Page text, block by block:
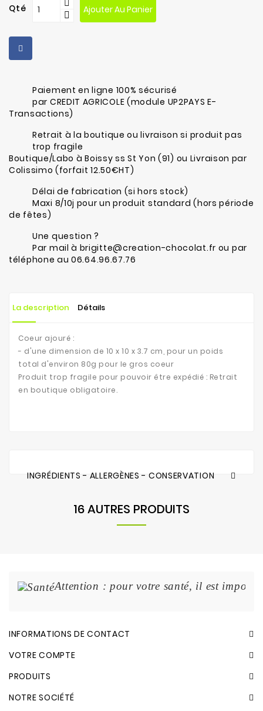
Qté Ajouter Au Panier
Paiement en ligne 100% sécurisé
par CREDIT AGRICOLE (module UP2PAYS E-
Transactions)
Retrait à la boutique ou livraison si produit pas
trop fragile
Boutique/Labo à Boissy ss St Yon (91) ou Livraison par
Colissimo (forfait 12.50€HT)
Délai de fabrication (si hors stock)
Maxi 8/10j pour un produit standard (hors période
de fêtes)
Une question ?
Par mail à brigitte@creation-chocolat.fr ou par
téléphone au 06.64.96.67.76
La description Détails
Coeur ajouré :
- d'une dimension de 10 x 10 x 3.7 cm, pour un poids
total d'environ 80g pour le gros coeur
Produit trop fragile pour pouvoir être expédié : Retrait
en boutique obligatoire.
INGRÉDIENTS - ALLERGÈNES - CONSERVATION
16 AUTRES PRODUITS
Attention : pour votre santé, il est
INFORMATIONS DE CONTACT
VOTRE COMPTE
PRODUITS
NOTRE SOCIÉTÉ